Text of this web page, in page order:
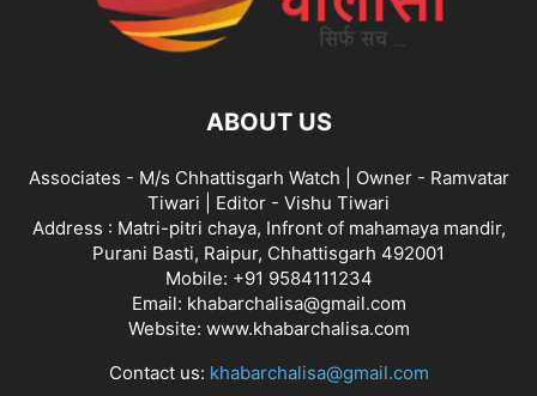
ABOUT US
Associates - M/s Chhattisgarh Watch | Owner - Ramvatar
Tiwari | Editor - Vishu Tiwari
Address : Matri-pitri chaya, Infront of mahamaya mandir,
Purani Basti, Raipur, Chhattisgarh 492001
Mobile: +91 9584111234
Email: khabarchalisa@gmail.com
Website: www.khabarchalisa.com
Contact us: khabarchalisa@gmail.com